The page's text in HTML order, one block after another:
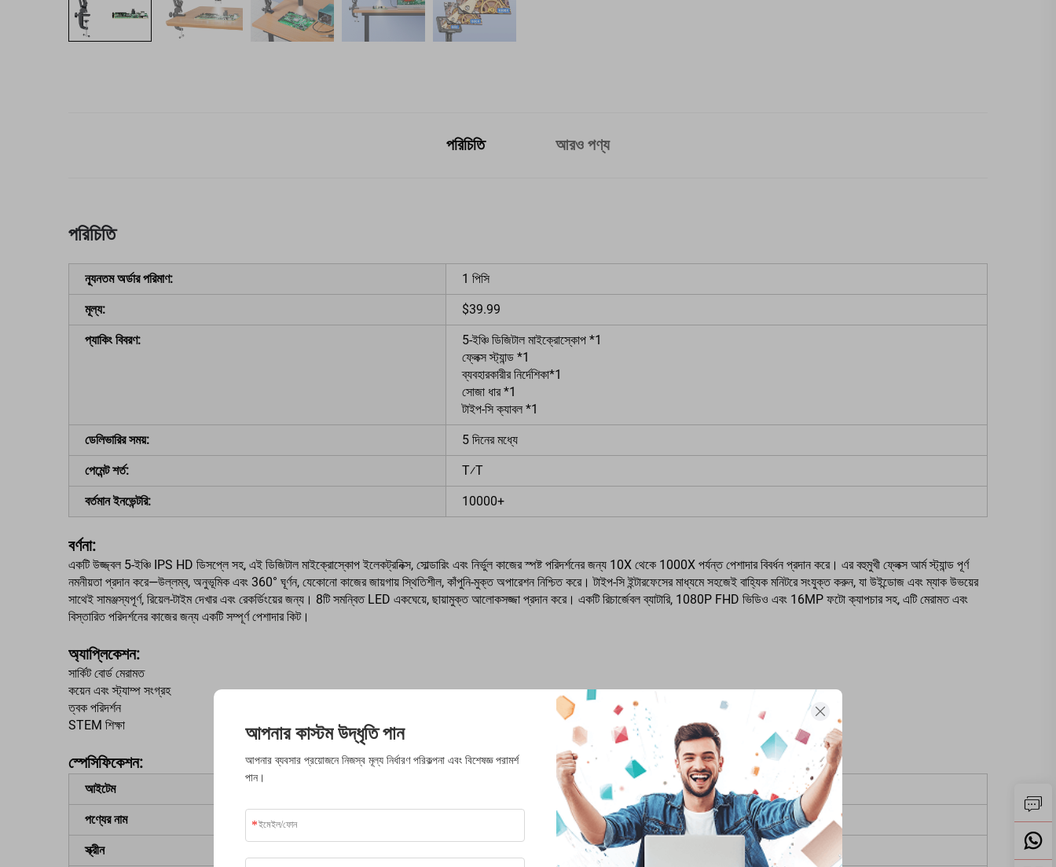
পরিচিতি আরও পণ্য
পরিচিতি
ন্যূনতম অর্ডার পরিমাণ: 1 পিসি
মূল্য: $39.99
প্যাকিং বিবরণ:
5-ইঞ্চি ডিজিটাল মাইক্রোস্কোপ *1
ফ্লেক্স স্ট্যান্ড *1
ব্যবহারকারীর নির্দেশিকা*1
সোজা ধার *1
টাইপ-সি ক্যাবল *1
ডেলিভারির সময়: 5 দিনের মধ্যে
পেমেন্ট শর্ত: T⁄T
বর্তমান ইনভেন্টরি: 10000+
বর্ণনা:
একটি উজ্জ্বল 5-ইঞ্চি IPS HD ডিসপ্লে সহ, এই ডিজিটাল মাইক্রোস্কোপ ইলেকট্রনিক্স, সোল্ডারিং এবং নির্ভুল কাজের স্পষ্ট পরিদর্শনের জন্য 10X থেকে 1000X পর্যন্ত পেশাদার বিবর্ধন প্রদান করে। এর বহুমুখী ফ্লেক্স আর্ম স্ট্যান্ড পূর্ণ
নমনীয়তা প্রদান করে—উল্লম্ব, অনুভূমিক এবং 360° ঘূর্ণন, যেকোনো কাজের জায়গায় স্থিতিশীল, কাঁপুনি-মুক্ত অপারেশন নিশ্চিত করে। টাইপ-সি ইন্টারফেসের মাধ্যমে সহজেই বাহ্যিক মনিটরে সংযুক্ত করুন, যা উইন্ডোজ এবং ম্যাক উভয়ের
সাথেই সামঞ্জস্যপূর্ণ, রিয়েল-টাইম দেখার এবং রেকর্ডিংয়ের জন্য। 8টি সমন্বিত LED একঘেয়ে, ছায়ামুক্ত আলোকসজ্জা প্রদান করে। একটি রিচার্জেবল ব্যাটারি, 1080P FHD ভিডিও এবং 16MP ফটো ক্যাপচার সহ, এটি মেরামত এবং
বিস্তারিত পরিদর্শনের কাজের জন্য একটি সম্পূর্ণ পেশাদার কিট।
অ্যাপ্লিকেশন:
সার্কিট বোর্ড মেরামত
কয়েন এবং স্ট্যাম্প সংগ্রহ
ত্বক পরিদর্শন
STEM শিক্ষা
স্পেসিফিকেশন:
আইটেম
পণ্যের নাম
স্ক্রীন 5.0 ইঞ্চি, IPS HD স্ক্রিন, স্ক্রিন রেজোলিউশন: 800*480
আপনার কাস্টম উদ্ধৃতি পান
আপনার ব্যবসার প্রয়োজনে নিজস্ব মূল্য নির্ধারণ পরিকল্পনা এবং বিশেষজ্ঞ পরামর্শ
পান।